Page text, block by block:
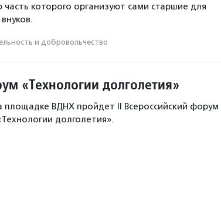
которого организуют сами старшие для
и доброволь­чест­во
«Технологии долголетия»
площадке ВДНХ пройдет II Всероссийский форум
долголетия».